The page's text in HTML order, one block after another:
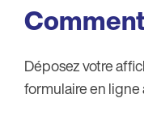
Déposez votre
formulaire en